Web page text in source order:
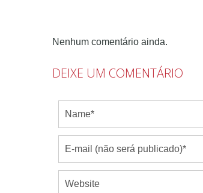
Nenhum comentário ainda.
DEIXE UM COMENTÁRIO